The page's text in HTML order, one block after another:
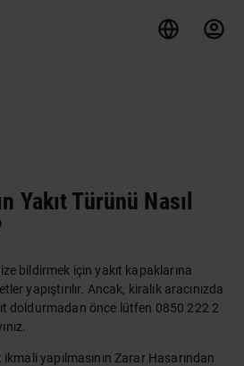
Yakıt Türünü Nasıl
bildirmek için yakıt kapaklarına
yapıştırılır. Ancak, kiralık aracınızda
doldurmadan önce lütfen 0850 222 2
ikmali yapılmasının Zarar Hasarından